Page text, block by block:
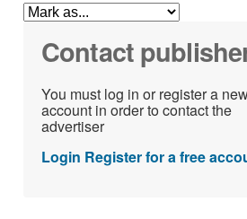
Contact
You must log in or register a
account in order to contact the
advertiser
Login Register for a free